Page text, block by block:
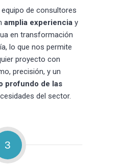
de consultores
amplia experienciay
en transformación
lo que nos permite
proyecto con
precisión, y un
profundo de las
del sector.
3